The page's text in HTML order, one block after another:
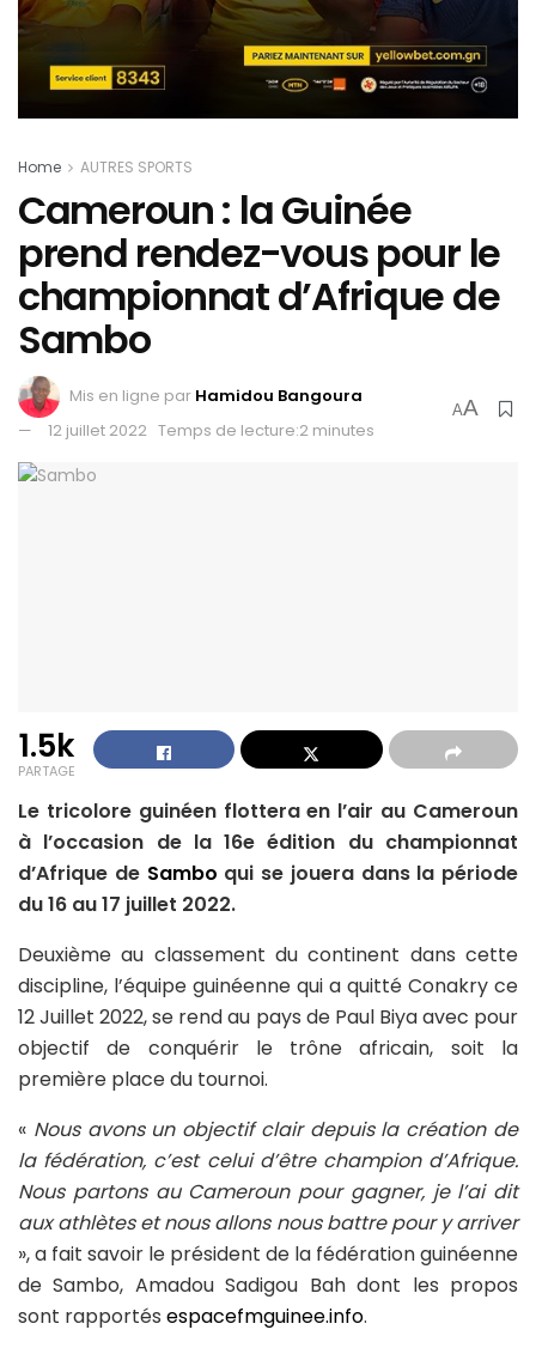
Home AUTRES SPORTS
Cameroun : la Guinée
prend rendez-vous pour le
championnat d’Afrique de
Sambo
Mis en ligne par Hamidou Bangoura
12 juillet 2022 Temps de lecture:2 minutes
AA
1.5k
PARTAGE
Le tricolore guinéen flottera en l’air au Cameroun
à l’occasion de la 16e édition du championnat
d’Afrique de Sambo qui se jouera dans la période
du 16 au 17 juillet 2022.
Deuxième au classement du continent dans cette
discipline, l’équipe guinéenne qui a quitté Conakry ce
12 Juillet 2022, se rend au pays de Paul Biya avec pour
objectif de conquérir le trône africain, soit la
première place du tournoi.
« Nous avons un objectif clair depuis la création de
la fédération, c’est celui d’être champion d’Afrique.
Nous partons au Cameroun pour gagner, je l’ai dit
aux athlètes et nous allons nous battre pour y arriver
», a fait savoir le président de la fédération guinéenne
de Sambo, Amadou Sadigou Bah dont les propos
sont rapportés espacefmguinee.info.